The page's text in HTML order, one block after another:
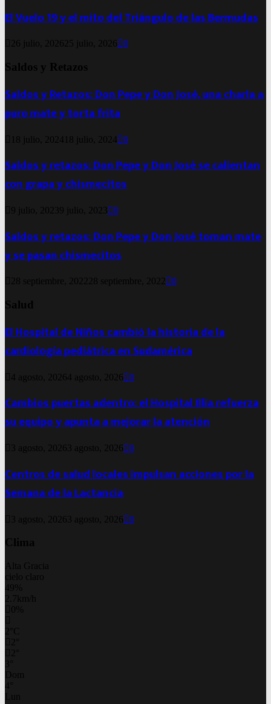
El Vuelo 19 y el mito del Triángulo de las Bermudas
26 julio, 202625 julio, 2026 0
Saldos y Retazos
Saldos y Retazos: Don Pepe y Don José, una charla a
puro mate y torta frita
18 julio, 2024 18 julio, 2024 0
Saldos y retazos: Don Pepe y Don José se calientan
con grapa y chismecitos
9 julio, 20239 julio, 2023 0
Saldos y retazos: Don Pepe y Don José toman mate
y se pasan chismecitos
28 septiembre, 202228 septiembre, 2022 0
Salud
El Hospital de Niños cambió la historia de la
cardiología pediátrica en Sudamérica
4 agosto, 20264 agosto, 2026 0
Cambios puertas adentro: el Hospital Illia refuerza
su equipo y apunta a mejorar la atención
3 agosto, 2026 3 agosto, 2026 0
Centros de salud locales impulsan acciones por la
Semana de la Lactancia
3 agosto, 2026 3 agosto, 2026 0
Clima
Alta Gracia
cielo claro
49%
2.7km/h
0%
C
3
Dom
4
Lun